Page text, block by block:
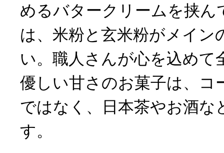
めるバタークリームを挟ん
は、米粉と玄米粉がメイン
い。職人さんが心を込めて
優しい甘さのお菓子は、コ
ではなく、日本茶やお酒な
す。